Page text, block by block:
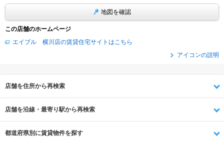
地図を確認
この店舗のホームページ
エイブル 横川店の賃貸住宅サイトはこちら
アイコンの説明
店舗を住所から再検索
店舗を沿線・最寄り駅から再検索
都道府県別に賃貸物件を探す